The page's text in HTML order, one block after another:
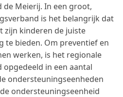
Meierij. In een groot,
is het belangrijk dat
zijn kinderen de juiste
te bieden. Om preventief en
werken, is het regionale
in een aantal
ondersteuningseenheden
ondersteuningseenheid